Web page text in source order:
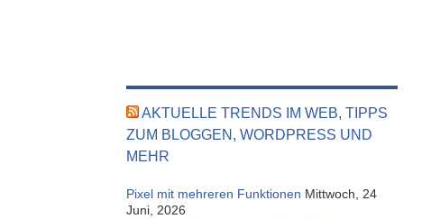
AKTUELLE TRENDS IM WEB, TIPPS
ZUM BLOGGEN, WORDPRESS UND
MEHR
Pixel mit mehreren Funktionen Mittwoch, 24
Juni, 2026